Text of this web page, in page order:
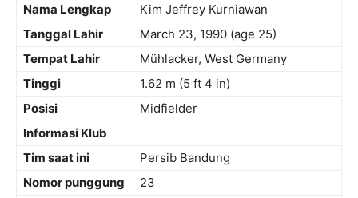
Nama Lengkap
Kim Jeffrey Kurniawan
Tanggal Lahir
March 23, 1990 (age 25)
Tempat Lahir
Mühlacker, West Germany
Tinggi
1.62 m (5 ft 4 in)
Posisi
Midfielder
Informasi Klub
Tim saat ini
Persib Bandung
Nomor punggung
23